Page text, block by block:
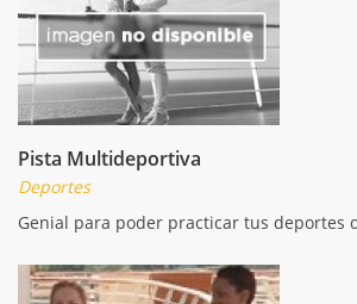
Pista Multideportiva
Deportes
Genial para poder practicar tus deportes